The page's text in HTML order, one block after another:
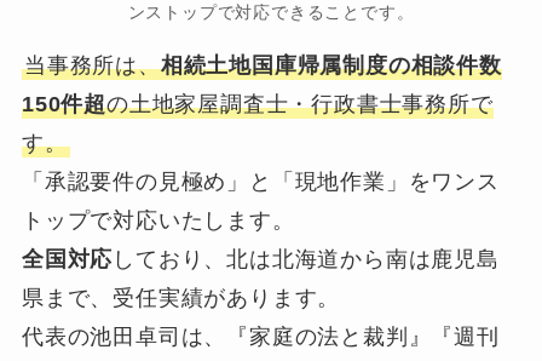
ンストップで対応できることです。
当事務所は、相続土地国庫帰属制度の相談件数
150件超の土地家屋調査士・行政書士事務所で
す。
「承認要件の見極め」と「現地作業」をワンス
トップで対応いたします。
全国対応 しており、北は北海道から南は鹿児島
県まで、受任実績があります。
代表の池田卓司は、『家庭の法と裁判』『週刊